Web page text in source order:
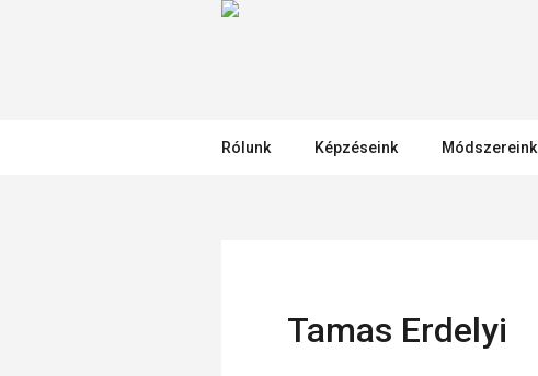
Rólunk Képzéseink Módszereink
Tamas Erdelyi